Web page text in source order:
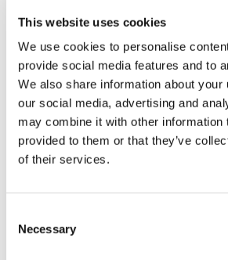
This website uses cookies
We use cookies to personalise
provide social media features and to
We also share information about your
our social media, advertising and
may combine it with other information
provided to them or that they’ve
of their services.
Selection
Necessary
Opportunity
Building Sustainable Businesses:
International & EU-context
Digital Transformation & AI
Bekijk dit video interviewmet onze
programmamanager en ontdek hoe
Ontmoet leiders en alumni uit